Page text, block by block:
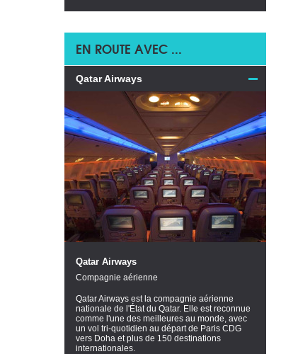
EN ROUTE AVEC ...
Qatar Airways
Qatar Airways
Compagnie aérienne
Qatar Airways est la compagnie aérienne
nationale de l'État du Qatar. Elle est reconnue
comme l'une des meilleures au monde, avec
un vol tri-quotidien au départ de Paris CDG
vers Doha et plus de 150 destinations
internationales.